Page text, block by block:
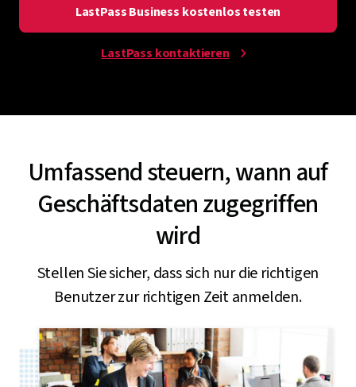
LastPass Business kostenlos testen
LastPass kontaktieren
Umfassend steuern, wann auf
Geschäftsdaten zugegriffen
wird
Stellen Sie sicher, dass sich nur die richtigen
Benutzer zur richtigen Zeit anmelden.